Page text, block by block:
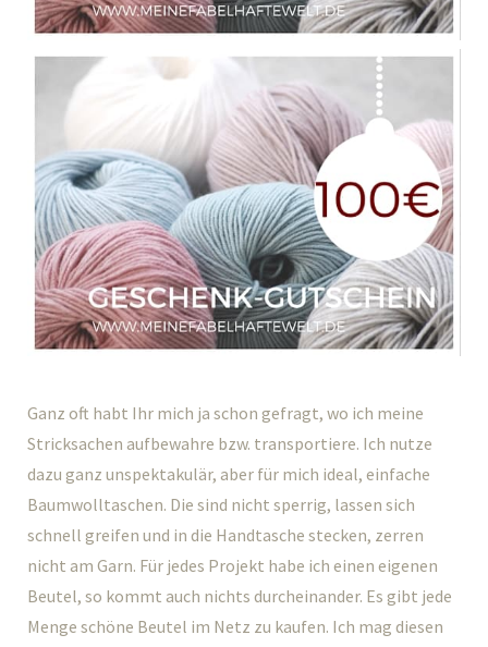
Ganz oft habt Ihr mich ja schon gefragt, wo ich meine
Stricksachen aufbewahre bzw. transportiere. Ich nutze
dazu ganz unspektakulär, aber für mich ideal, einfache
Baumwolltaschen. Die sind nicht sperrig, lassen sich
schnell greifen und in die Handtasche stecken, zerren
nicht am Garn. Für jedes Projekt habe ich einen eigenen
Beutel, so kommt auch nichts durcheinander. Es gibt jede
Menge schöne Beutel im Netz zu kaufen. Ich mag diesen